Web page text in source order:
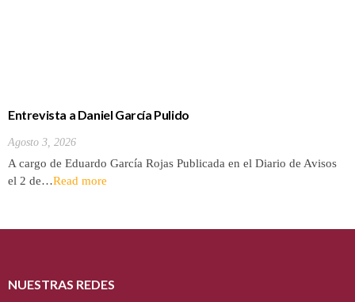
Entrevista a Daniel García Pulido
Agosto 3, 2026
A cargo de Eduardo García Rojas Publicada en el Diario de Avisos
el 2 de…Read more
NUESTRAS REDES